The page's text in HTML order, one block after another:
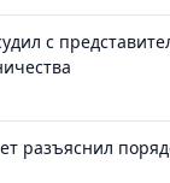
с
разъяснил